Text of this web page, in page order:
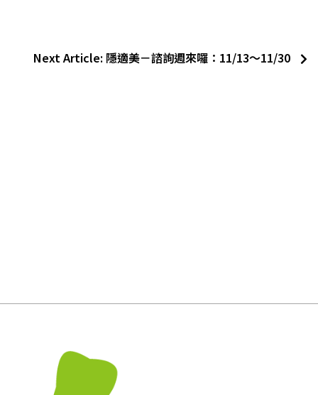
Next Article: 隱適美－諮詢週來囉：11/13～11/30